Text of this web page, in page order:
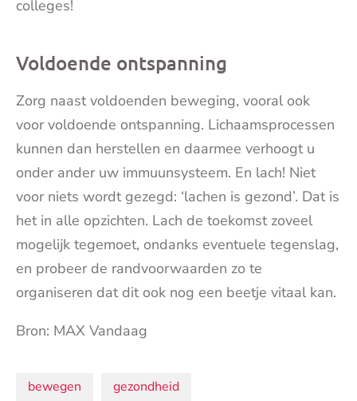
colleges!
Voldoende ontspanning
Zorg naast voldoenden beweging, vooral ook
voor voldoende ontspanning. Lichaamsprocessen
kunnen dan herstellen en daarmee verhoogt u
onder ander uw immuunsysteem. En lach! Niet
voor niets wordt gezegd: ‘lachen is gezond’. Dat is
het in alle opzichten. Lach de toekomst zoveel
mogelijk tegemoet, ondanks eventuele tegenslag,
en probeer de randvoorwaarden zo te
organiseren dat dit ook nog een beetje vitaal kan.
Bron: MAX Vandaag
Onderwerpen:
bewegen gezondheid